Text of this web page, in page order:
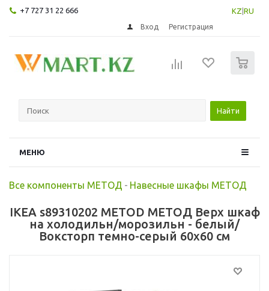
+7 727 31 22 666 KZ RU
Вход Регистрация
Найти
МЕНЮ
Все компоненты МЕТОД - Навесные шкафы МЕТОД
IKEA s89310202 METOD МЕТОД Верх шкаф
на холодильн/морозильн - белый/
Воксторп темно-серый 60x60 см